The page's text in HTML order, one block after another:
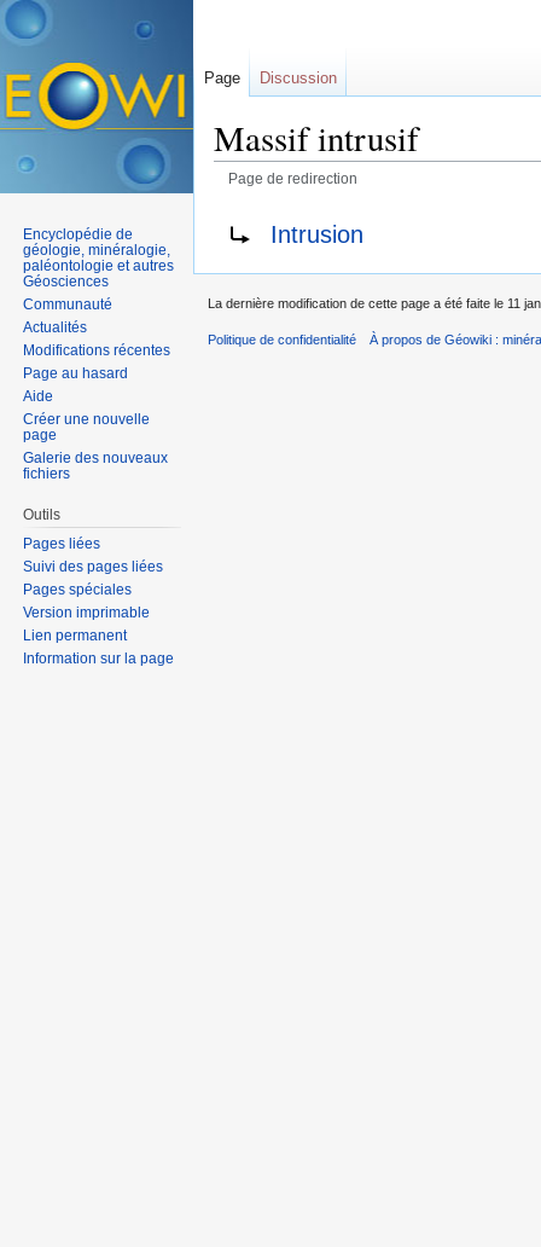
Massif intrusif
Page de redirection
Intrusion
Page Discussion
Encyclopédie de
géologie, minéralogie,
paléontologie et autres
Géosciences
Communauté
Actualités
Modifications récentes
Page au hasard
Aide
Créer une nouvelle
page
Galerie des nouveaux
fichiers
Outils
Pages liées
Suivi des pages liées
Pages spéciales
Version imprimable
Lien permanent
Information sur la page
La dernière modification de cette page a été faite le 11
Politique de confidentialité À propos de Géowiki :